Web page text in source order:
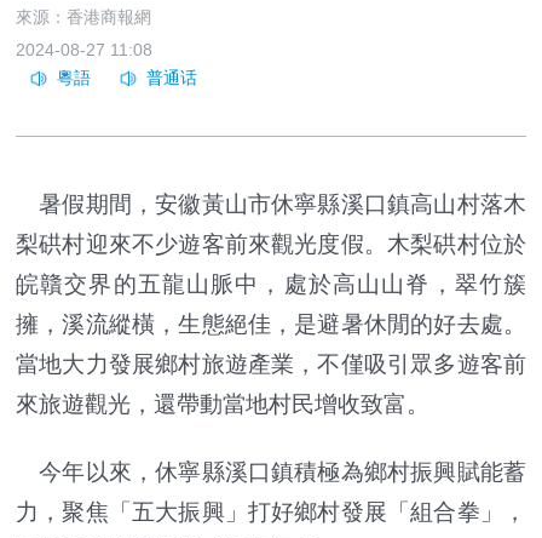
來源：香港商報網
2024-08-27 11:08
暑假期間，安徽黃山市休寧縣溪口鎮高山村落木
梨硔村迎來不少遊客前來觀光度假。木梨硔村位於
皖贛交界的五龍山脈中，處於高山山脊，翠竹簇
擁，溪流縱橫，生態絕佳，是避暑休閒的好去處。
當地大力發展鄉村旅遊產業，不僅吸引眾多遊客前
來旅遊觀光，還帶動當地村民增收致富。
今年以來，休寧縣溪口鎮積極為鄉村振興賦能蓄
力，聚焦「五大振興」打好鄉村發展「組合拳」，